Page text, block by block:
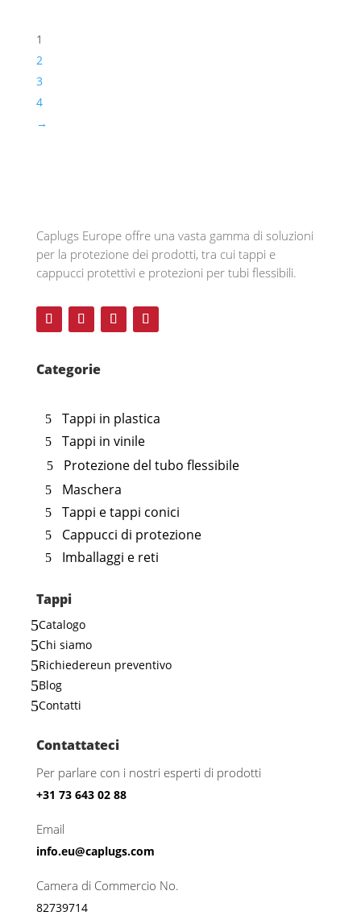
1
2
3
4
→
CaplugsEurope offre una vasta gamma di soluzioni
per la protezione dei prodotti, tra cui tappi e
cappucci protettivi e protezioni per tubi flessibili.
Categorie
Tappi in plastica
Tappi in vinile
Protezione del tubo flessibile
Maschera
Tappi e tappi conici
Cappucci di protezione
Imballaggi e reti
Tappi
5Catalogo
5Chi siamo
5Richiedereun preventivo
5Blog
5Contatti
Contattateci
Per parlare con i nostri esperti di prodotti
+31 73 643 02 88
Email
info.eu@caplugs.com
Camera di Commercio No.
82739714